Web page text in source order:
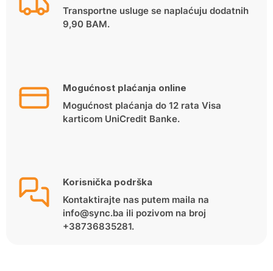
Transportne usluge se naplaćuju dodatnih
9,90 BAM.
Mogućnost plaćanja online
Mogućnost plaćanja do 12 rata Visa
karticom UniCredit Banke.
Korisnička podrška
Kontaktirajte nas putem maila na
info@sync.ba ili pozivom na broj
+38736835281.